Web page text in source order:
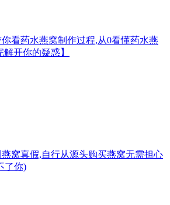
看药水燕窝制作过程,从0看懂药水燕
解开你的疑惑】
窝真假,自行从源头购买燕窝无需担心
了你)